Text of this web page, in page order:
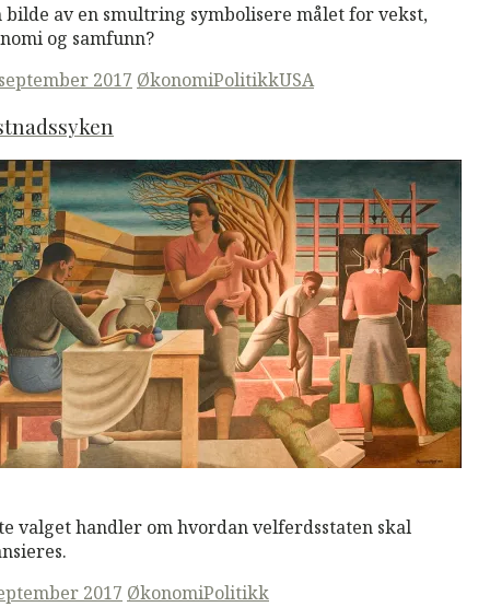
bilde av en smultring symbolisere målet for vekst,
og samfunn?
2017 ØkonomiPolitikkUSA
valget handler om hvordan velferdsstaten skal
2017 ØkonomiPolitikk